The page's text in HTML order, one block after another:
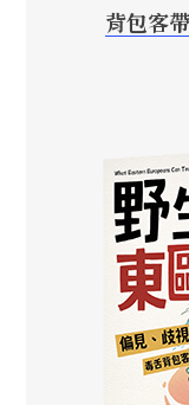
背包客